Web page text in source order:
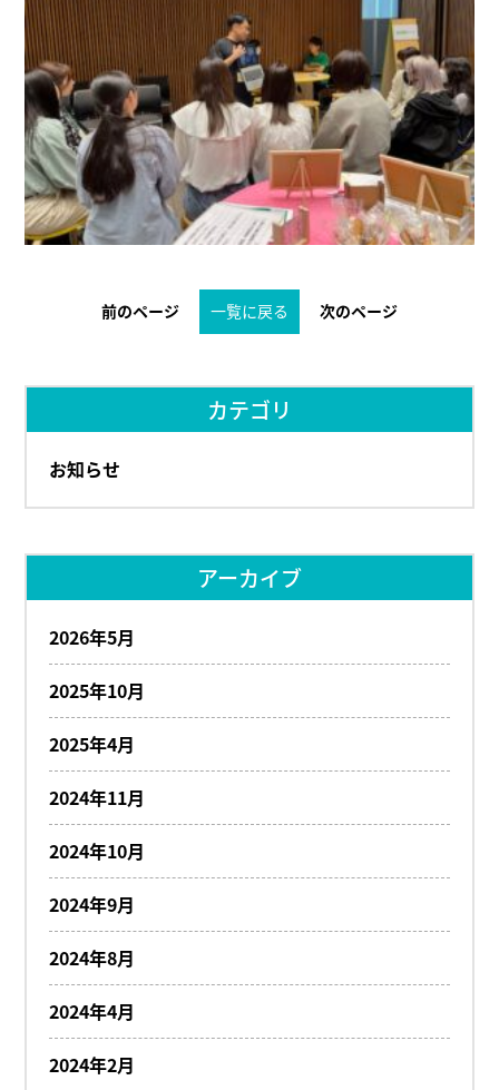
前のページ 一覧に戻る 次のページ
カテゴリ
お知らせ
アーカイブ
2026年5月
2025年10月
2025年4月
2024年11月
2024年10月
2024年9月
2024年8月
2024年4月
2024年2月